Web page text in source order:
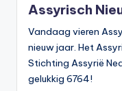
Assyrisch
Vandaag vieren
nieuw jaar. Het
Stichting Assyrië
gelukkig 6764!